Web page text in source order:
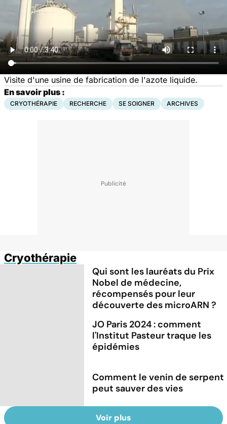
Visite d'une usine de fabrication de l'azote liquide.
En savoir plus :
CRYOTHÉRAPIE RECHERCHE SE SOIGNER ARCHIVES
Cryothérapie
Qui sont les lauréats du Prix
Nobel de médecine,
récompensés pour leur
découverte des microARN ?
JO Paris 2024 : comment
l'Institut Pasteur traque les
épidémies
Comment le venin de serpent
peut sauver des vies
Voir plus